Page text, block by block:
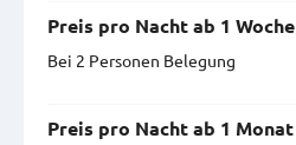
Preis pro Nacht ab 1 Woche
Bei 2 Personen Belegung
Preis pro Nacht ab 1 Monat